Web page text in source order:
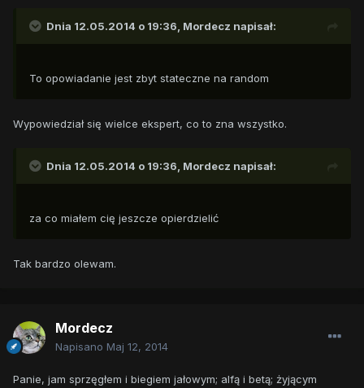
Dnia 12.05.2014 o 19:36, Mordecz napisał:
To opowiadanie jest zbyt stateczne na random
Wypowiedział się wielce ekspert, co to zna wszystko.
Dnia 12.05.2014 o 19:36, Mordecz napisał:
za co miałem cię jeszcze opierdzielić
Tak bardzo olewam.
Mordecz
Napisano Maj 12, 2014
Panie, jam sprzęgłem i biegiem jałowym; alfą i betą; żyjącym